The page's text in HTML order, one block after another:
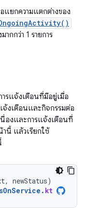
แยกความแตกต่างของ
กกว่า 1 รายการ
รแจ้งเตือนที่มีอยู่เมื่อ
งเตือนและกิจกรรมต่อ
องและการแจ้งเตือนที่
นี้ แล้วเรียกใช้
, newStatus)
. kt